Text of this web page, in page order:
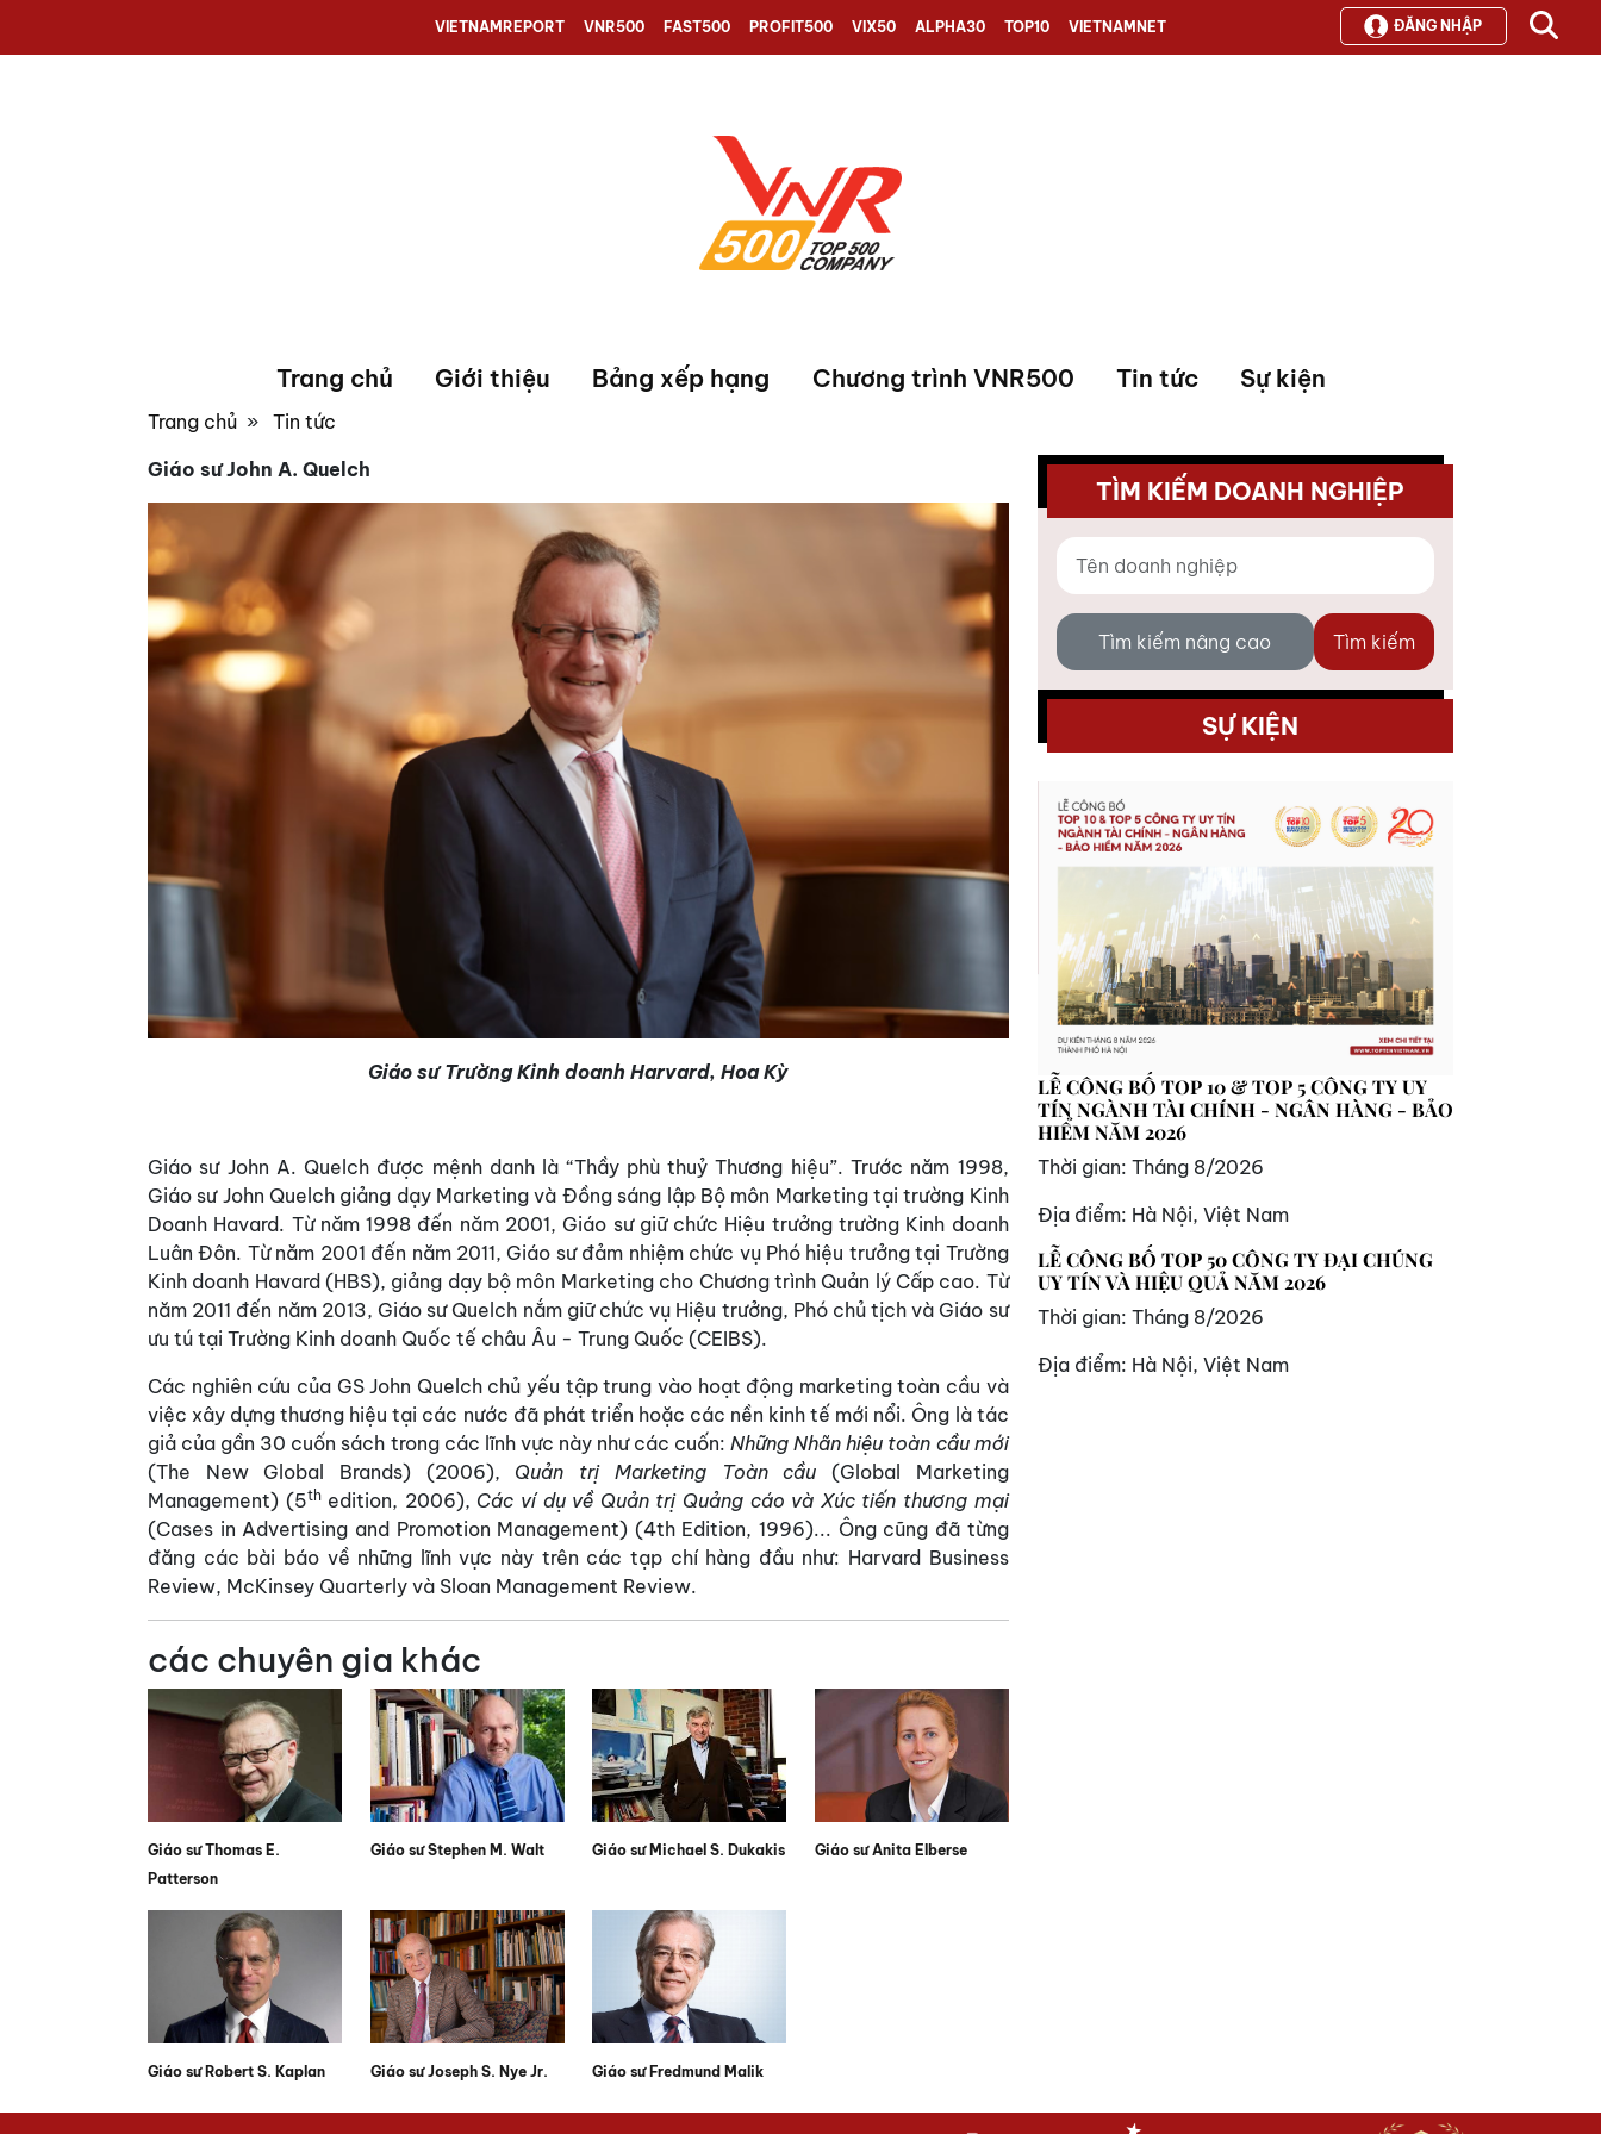
VIETNAMREPORT VNR500 FAST500 PROFIT500 VIX50 ALPHA30 TOP10 VIETNAMNET ĐĂNG NHẬP
Trang chủ Giới thiệu Bảng xếp hạng Chương trình VNR500 Tin tức Sự kiện
Trang chủ » Tin tức
Giáo sư John A. Quelch
Giáo sư Trường Kinh doanh Harvard, Hoa Kỳ
Giáo sư John A. Quelch được mệnh danh là “Thầy phù thuỷ Thương hiệu”. Trước năm 1998,
Giáo sư John Quelch giảng dạy Marketing và Đồng sáng lập Bộ môn Marketing tại trường Kinh
Doanh Havard. Từ năm 1998 đến năm 2001, Giáo sư giữ chức Hiệu trưởng trường Kinh doanh
Luân Đôn. Từ năm 2001 đến năm 2011, Giáo sư đảm nhiệm chức vụ Phó hiệu trưởng tại Trường
Kinh doanh Havard (HBS), giảng dạy bộ môn Marketing cho Chương trình Quản lý Cấp cao. Từ
năm 2011 đến năm 2013, Giáo sư Quelch nắm giữ chức vụ Hiệu trưởng, Phó chủ tịch và Giáo sư
ưu tú tại Trường Kinh doanh Quốc tế châu Âu - Trung Quốc (CEIBS).
Các nghiên cứu của GS John Quelch chủ yếu tập trung vào hoạt động marketing toàn cầu và
việc xây dựng thương hiệu tại các nước đã phát triển hoặc các nền kinh tế mới nổi. Ông là tác
giả của gần 30 cuốn sách trong các lĩnh vực này như các cuốn:Những Nhãn hiệu toàn cầu mới
(The New Global Brands) (2006), Quản trị Marketing Toàn cầu (Global Marketing
Management) (5thedition, 2006), Các ví dụ về Quản trị Quảng cáo và Xúc tiến thương mại
(Cases in Advertising and Promotion Management) (4th Edition, 1996)... Ông cũng đã từng
đăng các bài báo về những lĩnh vực này trên các tạp chí hàng đầu như: Harvard Business
Review, McKinsey Quarterly và Sloan Management Review.
các chuyên gia khác
Giáo sư Thomas E.
Patterson
Giáo sư Stephen M. Walt Giáo sư Michael S. Dukakis Giáo sư Anita Elberse
Giáo sư Robert S. Kaplan Giáo sư Joseph S. Nye Jr. Giáo sư Fredmund Malik
TÌM KIẾM DOANH NGHIỆP
Tìm kiếm nâng cao Tìm kiếm
SỰ KIỆN
LỄ CÔNG BỐ TOP 10 & TOP 5 CÔNG TY UY
TÍN NGÀNH TÀI CHÍNH - NGÂN HÀNG - BẢO
HIỂM NĂM 2026
Thời gian: Tháng 8/2026
Địa điểm: Hà Nội, Việt Nam
LỄ CÔNG BỐ TOP 50 CÔNG TY ĐẠI CHÚNG
UY TÍN VÀ HIỆU QUẢ NĂM 2026
Thời gian: Tháng 8/2026
Địa điểm: Hà Nội, Việt Nam